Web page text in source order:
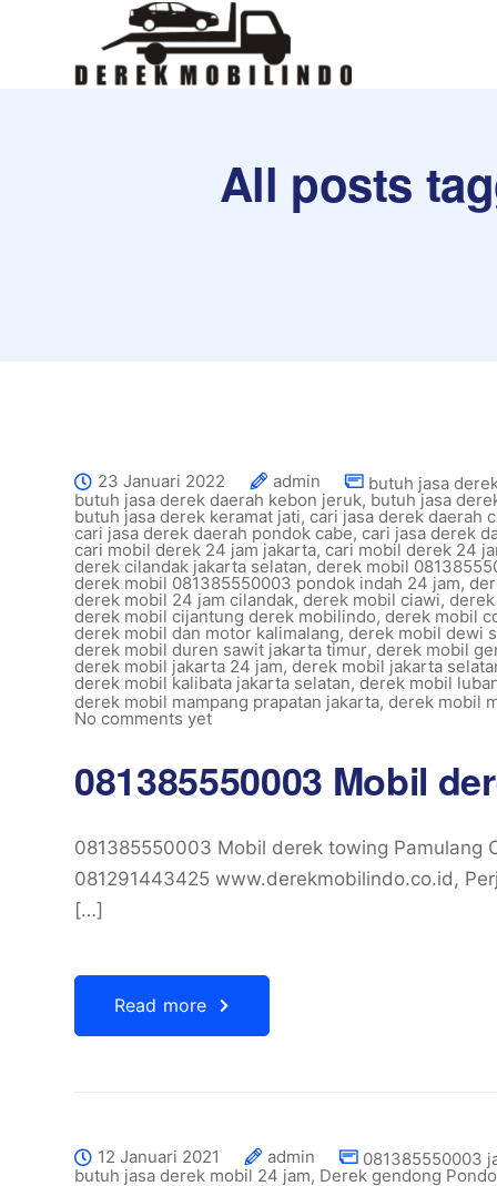
All posts
23 Januari 2022 admin butuh jasa
butuh jasa derek daerah kebon jeruk, butuh jasa
butuh jasa derek keramat jati, cari jasa derek daerah
cari jasa derek daerah pondok cabe, cari jasa derek
cari mobil derek 24 jam jakarta, cari mobil derek 24
derek cilandak jakarta selatan, derek mobil
derek mobil 081385550003 pondok indah 24 jam,
derek mobil 24 jam cilandak,derek mobil ciawi,
derek mobil cijantung derek mobilindo, derek mobil
derek mobil dan motor kalimalang, derek mobil dewi
derek mobil duren sawit jakarta timur, derek mobil
derek mobil jakarta 24 jam, derek mobil jakarta
derek mobil kalibata jakarta selatan, derek mobil
derek mobil mampang prapatan jakarta, derek mobil
No comments yet
081385550003 Mobil
081385550003 Mobil derek towing Pamulang
081291443425 www.derekmobilindo.co.id,
[…]
Read more
12 Januari 2021 admin 081385550003
butuh jasa derek mobil 24 jam, Derek gendong